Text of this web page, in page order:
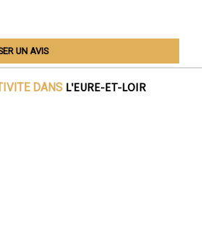
UN AVIS
DANS L'EURE-ET-LOIR